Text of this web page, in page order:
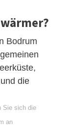
Bodrum
die
Sie sich die
an